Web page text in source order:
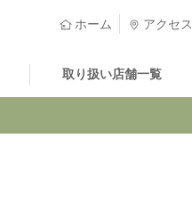
ホーム アクセス
取り扱い店舗一覧